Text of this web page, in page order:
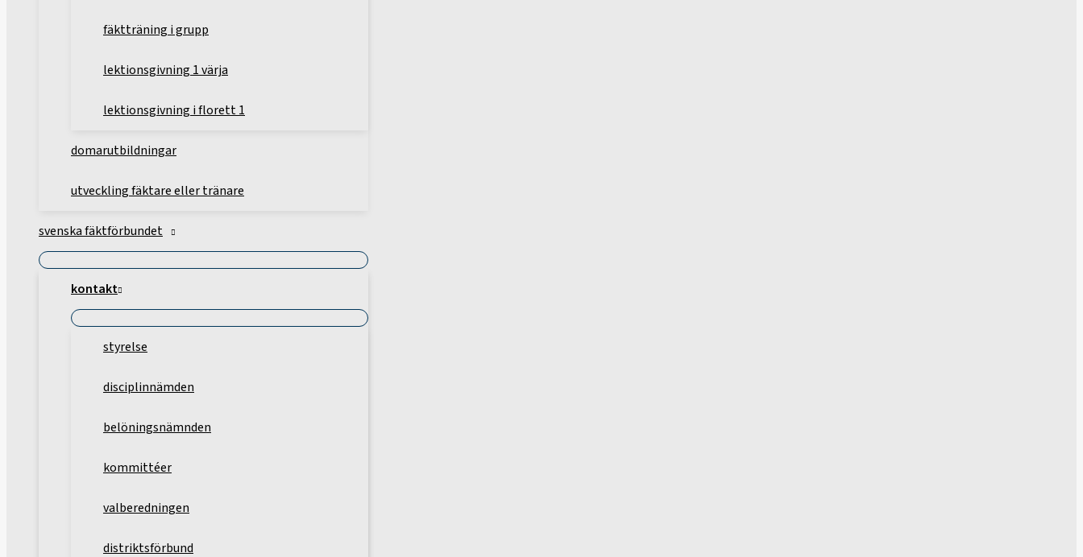
fäktträning i grupp
lektionsgivning 1 värja
lektionsgivning i florett 1
domarutbildningar
utveckling fäktare eller tränare
svenska fäktförbundet
kontakt
styrelse
disciplinnämden
belöningsnämnden
kommittéer
valberedningen
distriktsförbund